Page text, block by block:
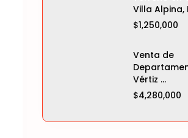
Villa Alpina,
$1,250,000
Venta de
Vértiz ...
$4,280,000